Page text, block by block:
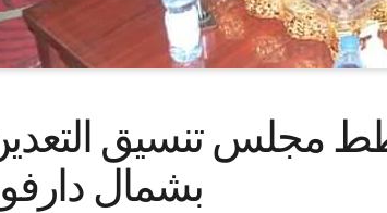
مجلس تنسيق
بشمال